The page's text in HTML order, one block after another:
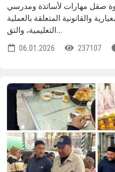
ندوة صقل مهارات لأساتذة ومدرسي
والقانونية المتعلقة بالعملية
التعليمية، والتق...
06.01.2026
237107